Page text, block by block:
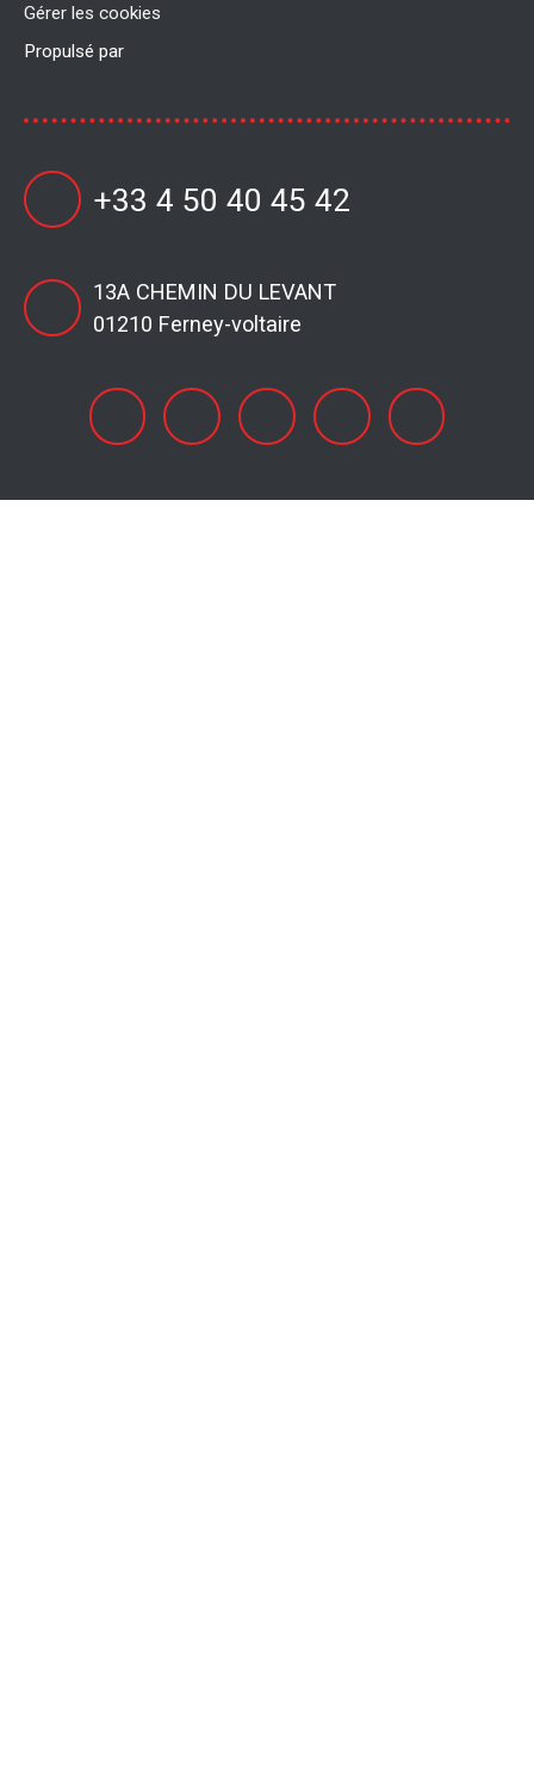
Gérer les cookies
Propulsé par
+33 4 50 40 45 42
13A CHEMIN DU LEVANT
01210 Ferney-voltaire